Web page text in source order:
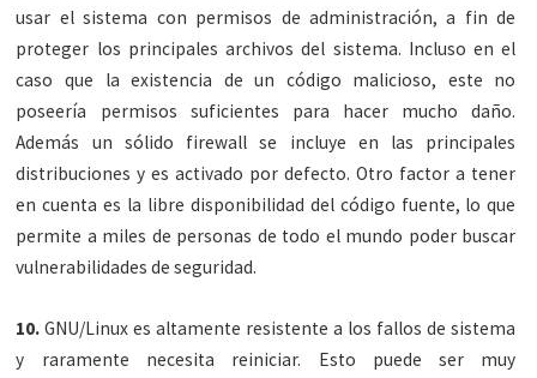
usar el sistema con permisos de administración, a fin de
proteger los principales archivos del sistema. Incluso en el
caso que la existencia de un código malicioso, este no
poseería permisos suficientes para hacer mucho daño.
Además un sólido firewall se incluye en las principales
distribuciones y es activado por defecto. Otro factor a tener
en cuenta es la libre disponibilidad del código fuente, lo que
permite a miles de personas de todo el mundo poder buscar
vulnerabilidades de seguridad.
10. GNU/Linux es altamente resistente a los fallos de sistema
y raramente necesita reiniciar. Esto puede ser muy